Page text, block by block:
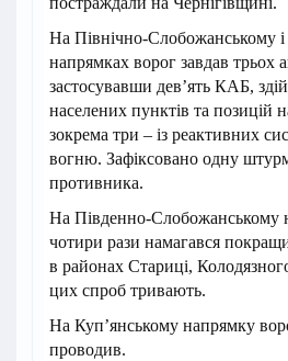
На Північно-Слобожанському
напрямках ворог завдав трьох
застосувавши дев’ять КАБ,
населених пунктів та позицій
зокрема три – із реактивних
вогню. Зафіксовано одну
противника.
На Південно-Слобожанському
чотири рази намагався
в районах Стариці,
цих спроб тривають.
На Куп’янському напрямку
проводив.